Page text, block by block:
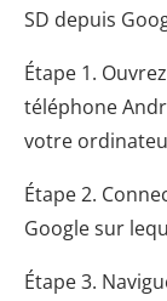
SD depuis
Étape 1. Ouvrez
téléphone
votre
Étape 2.
Google sur
Étape 3.